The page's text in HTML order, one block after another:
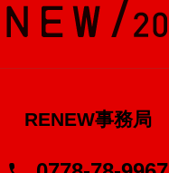
RENEW事務局